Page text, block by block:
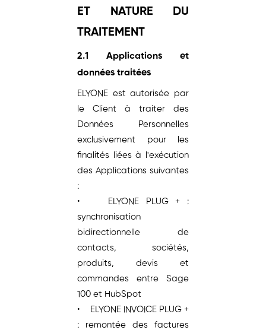
ET NATURE DU
TRAITEMENT
2.1 Applications et
données traitées
ELYONE est autorisée par
le Client à traiter des
Données Personnelles
exclusivement pour les
finalités liées à l'exécution
des Applications suivantes
:
• ELYONE PLUG + :
synchronisation
bidirectionnelle de
contacts, sociétés,
produits, devis et
commandes entre Sage
100 et HubSpot
• ELYONE INVOICE PLUG +
: remontée des factures